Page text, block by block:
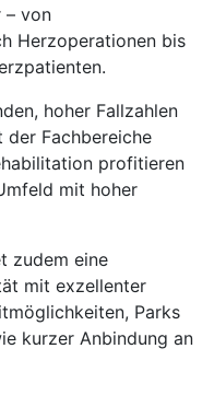
– von
Herzoperationen bis
hoher Fallzahlen
der Fachbereiche
profitieren
mit hoher
zudem eine
mit exzellenter
Parks
kurzer Anbindung an